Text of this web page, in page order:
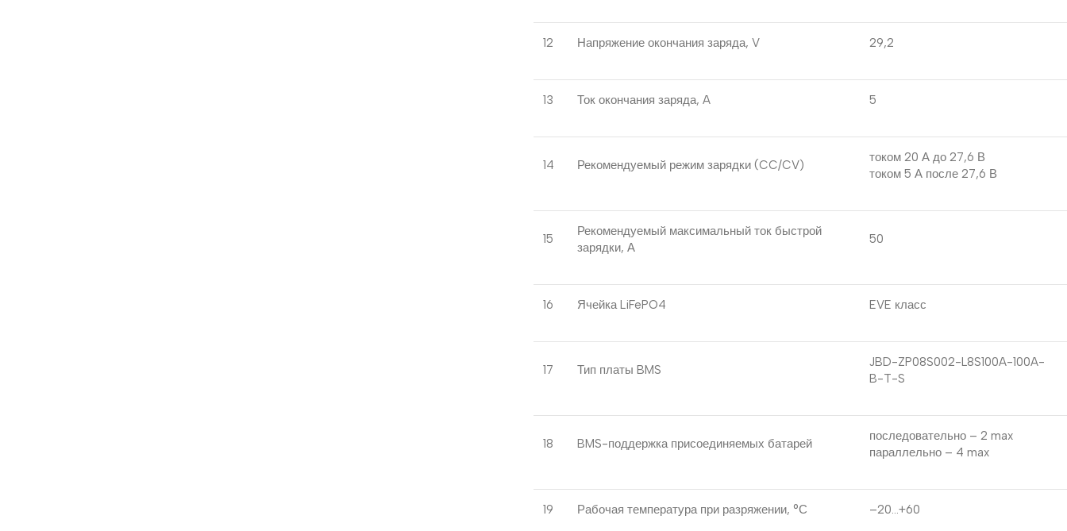
12 Напряжение окончания заряда, V 29,2
13 Ток окончания заряда, A 5
14 Рекомендуемый режим зарядки (CC/CV)
током 20 А до 27,6 В
током 5 А после 27,6 В
15
Рекомендуемый максимальный ток быстрой
зарядки, А
50
16 Ячейка LiFePO4 EVE класс
17 Тип платы BMS
JBD-ZP08S002-L8S100A-100A-
B-T-S
18 BMS-поддержка присоединяемых батарей
последовательно – 2 max
параллельно – 4 max
19 Рабочая температура при разряжении, °С –20…+60